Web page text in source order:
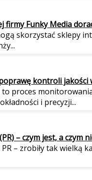
firmy Funky Media
skorzystać sklepy
kontroli jakości
proces
i precyzji...
– czym jest, a czym
– zrobiły tak wielką